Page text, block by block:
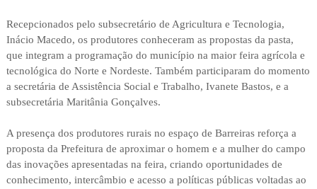
Recepcionados pelo subsecretário de Agricultura e Tecnologia,
Inácio Macedo, os produtores conheceram as propostas da pasta,
que integram a programação do município na maior feira agrícola e
tecnológica do Norte e Nordeste. Também participaram do momento
a secretária de Assistência Social e Trabalho, Ivanete Bastos, e a
subsecretária Maritânia Gonçalves.
A presença dos produtores rurais no espaço de Barreiras reforça a
proposta da Prefeitura de aproximar o homem e a mulher do campo
das inovações apresentadas na feira, criando oportunidades de
conhecimento, intercâmbio e acesso a políticas públicas voltadas ao